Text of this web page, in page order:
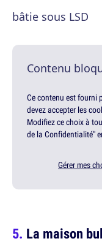
bâtie sous LSD
Contenu
Ce contenu est fourni
devez accepter les
Modifiez ce choix à
de la Confidentialité"
Gérer mes
La maison